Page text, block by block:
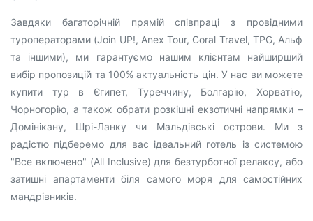
Завдяки багаторічній прямій співпраці з провідними
туроператорами (Join UP!, Anex Tour, Coral Travel, TPG, Альф
та іншими), ми гарантуємо нашим клієнтам найширший
вибір пропозицій та 100% актуальність цін. У нас ви можете
купити тур в Єгипет, Туреччину, Болгарію, Хорватію,
Чорногорію, а також обрати розкішні екзотичні напрямки –
Домінікану, Шрі-Ланку чи Мальдівські острови. Ми з
радістю підберемо для вас ідеальний готель із системою
"Все включено" (All Inclusive) для безтурботної релаксу, або
затишні апартаменти біля самого моря для самостійних
мандрівників.